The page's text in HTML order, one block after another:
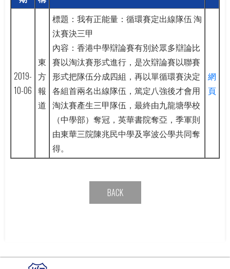
2019-
10-06
東
方
報
道
標題：我有正能量：循環賽定出線隊伍 淘
汰賽決三甲
內容：香港中學辯論賽有別於眾多辯論比
賽以淘汰賽形式進行，是次辯論賽以聯賽
形式把隊伍分成四組，再以單循環賽決定
各組首兩名出線隊伍，篤定八強後才會用
淘汰賽產生三甲隊伍，最終由九龍塘學校
（中學部）奪冠，英華書院奪亞，季軍則
由東華三院陳兆民中學及寧波公學共同奪
得。
網
頁
BACK